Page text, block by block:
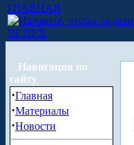
ГЛАВНАЯ
ВСЛУХ
Навигация по
сайту
·Главная
·Материалы
·Новости